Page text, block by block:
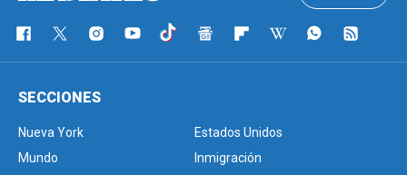
SECCIONES
Nueva York
Estados Unidos
Mundo
Inmigración